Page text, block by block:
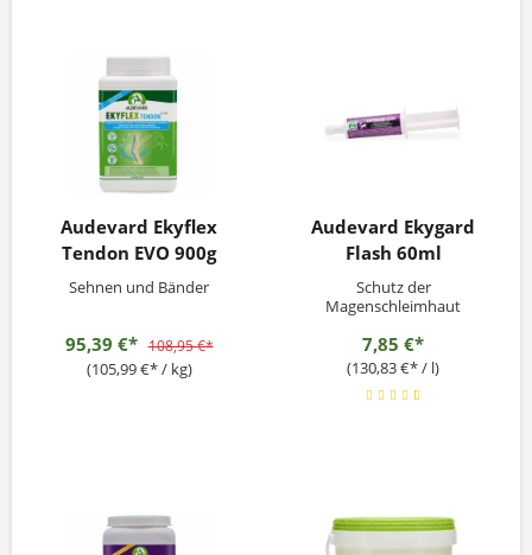
Audevard Ekyflex
Tendon EVO 900g
Sehnen und Bänder
95,39 €* 108,95 €*
(105,99 €* / kg)
Audevard Ekygard
Flash 60ml
Schutz der
Magenschleimhaut
7,85 €*
(130,83 €* / l)